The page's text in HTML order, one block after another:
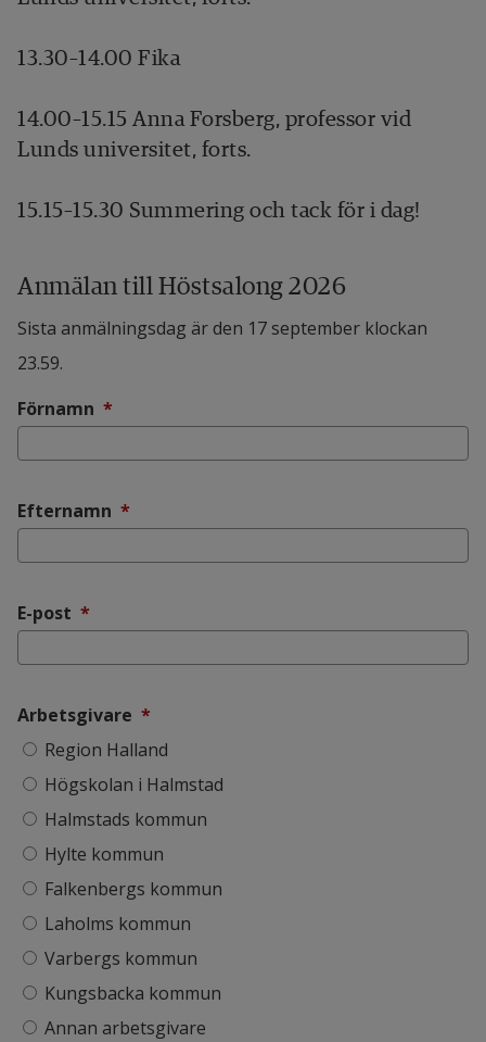
13.30–14.00 Fika
14.00–15.15 Anna Forsberg, professor vid
Lunds universitet, forts.
15.15–15.30 Summering och tack för i dag!
Anmälan till Höstsalong 2026
Sista anmälningsdag är den 17 september klockan
23.59.
Förnamn *
Efternamn *
E-post *
Arbetsgivare *
Arbetsgivare
Region Halland
Högskolan i Halmstad
Halmstads kommun
Hylte kommun
Falkenbergs kommun
Laholms kommun
Varbergs kommun
Kungsbacka kommun
Annan arbetsgivare